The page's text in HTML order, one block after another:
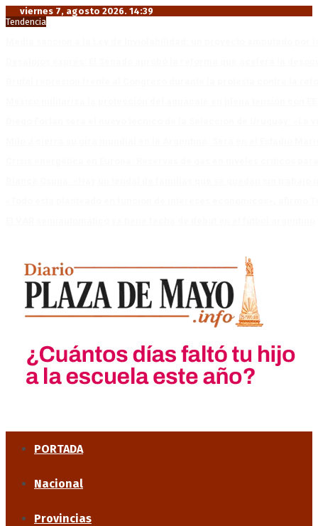
viernes 7, agosto 2026. 14:39
Tendencia
PORTADA
Nacional
Provincias